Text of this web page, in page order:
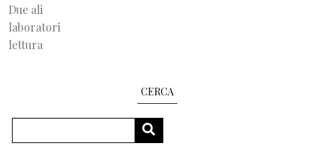
Due ali
laboratori
lettura
CERCA
SEARCH